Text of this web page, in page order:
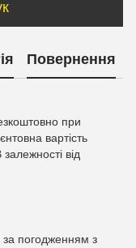
Повернення
при
вартість
від
за погодженням з